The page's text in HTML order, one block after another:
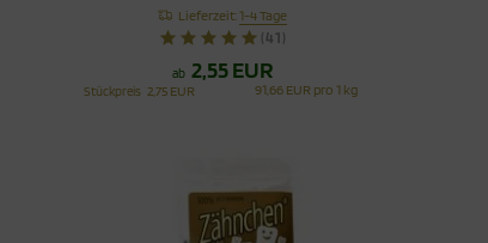
Lieferzeit:1-4 Tage
(41)
ab 2,55 EUR
Stückpreis 2,75 EUR 91,66 EUR pro 1 kg